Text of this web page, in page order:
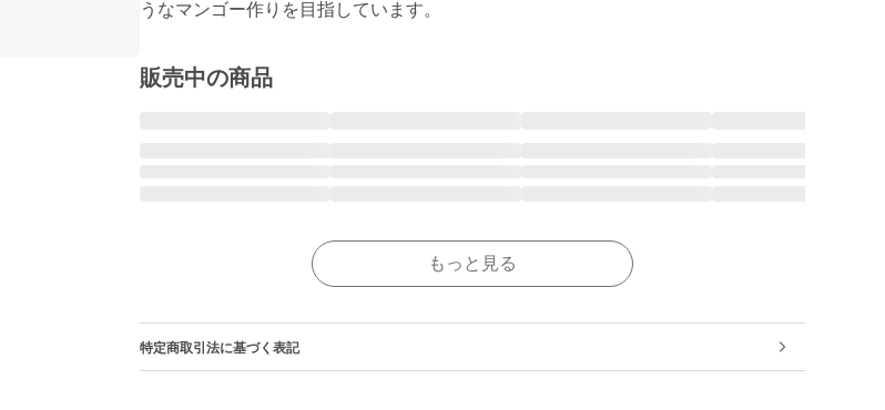
販売中の商品
もっと見る
特定商取引法に基づく表記